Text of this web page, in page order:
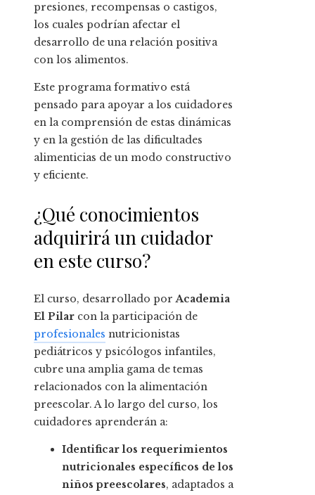
presiones, recompensas o castigos,
los cuales podrían afectar el
desarrollo de una relación positiva
con los alimentos.
Este programa formativo está
pensado para apoyar a los cuidadores
en la comprensión de estas dinámicas
y en la gestión de las dificultades
alimenticias de un modo constructivo
y eficiente.
¿Qué conocimientos
adquirirá un cuidador
en este curso?
El curso, desarrollado porAcademia
El Pilar con la participación de
profesionales nutricionistas
pediátricos y psicólogos infantiles,
cubre una amplia gama de temas
relacionados con la alimentación
preescolar. A lo largo del curso, los
cuidadores aprenderán a:
Identificar los requerimientos
nutricionales específicos de los
niños preescolares, adaptados a